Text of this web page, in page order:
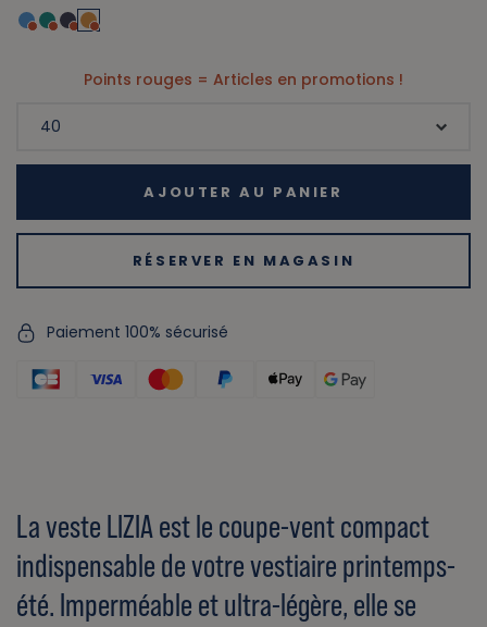
Points rouges = Articles en promotions !
AJOUTER AU PANIER
RÉSERVER EN MAGASIN
Paiement 100% sécurisé
La veste LIZIA est le coupe-vent compact
indispensable de votre vestiaire printemps-
été. Imperméable et ultra-légère, elle se